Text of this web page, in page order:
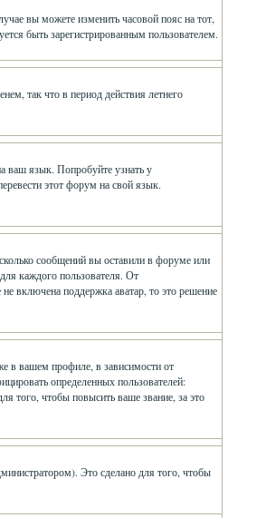
вы можете изменить часовой пояс на тот,
быть зарегистрированным пользователем.
так что в период действия летнего
ваш язык. Попробуйте узнать у
этот форум на свой язык.
сообщений вы оставили в форуме или
каждого пользователя. От
включена поддержка аватар, то это решение
в вашем профиле, в зависимости от
определенных пользователей:
того, чтобы повысить ваше звание, за это
Это сделано для того, чтобы